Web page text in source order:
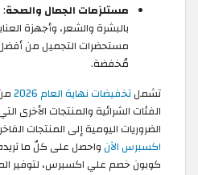
مستلزمات الجمال والصحة:
بالبشرة والشعر، وأجهزة
مستحضرات التجميل من أفضل
مُخفضة.
تشملتخفيضات نهاية العام 2026
الفئات الشرائية والمنتجات الأخرى
الضروريات اليومية إلى المنتجات
اكسبرس الآنواحصل على كلّ ما
كوبون خصم علي اكسبرس، لتوفير